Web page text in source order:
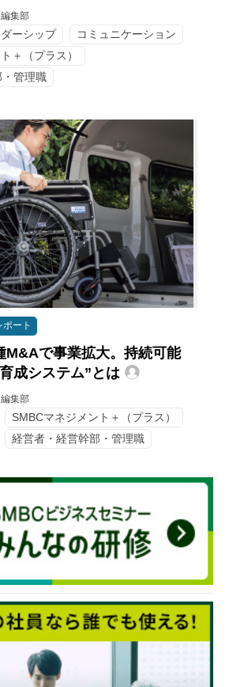
集部
ダーシップ
コミュニケーション
＋（プラス）
管理職
ポート
M&Aで事業拡大。持続可能
成システム”とは
集部
SMBCマネジメント＋（プラス）
経営者・経営幹部・管理職